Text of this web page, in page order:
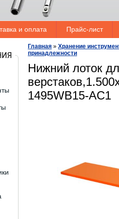
и оплата Прайс-лист
Главная » Хранение
принадлежности
Нижний лоток
1495WB15-AC1